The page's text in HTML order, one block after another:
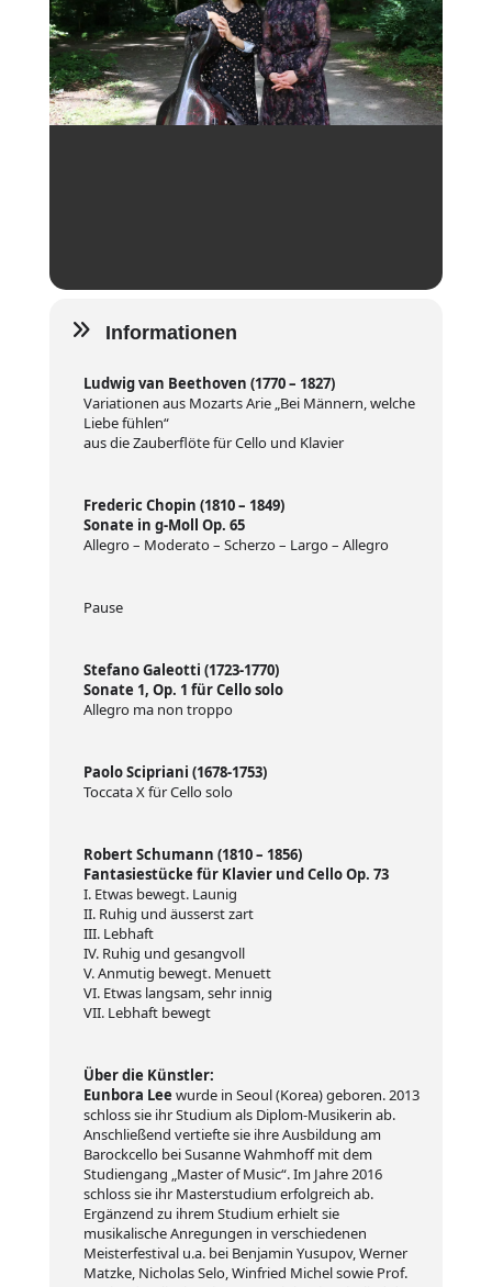
Informationen
Ludwig van Beethoven (1770 – 1827)
Variationen aus Mozarts Arie „Bei Männern, welche
Liebe fühlen“
aus die Zauberflöte für Cello und Klavier
Frederic Chopin (1810 – 1849)
Sonate in g-Moll Op. 65
Allegro – Moderato – Scherzo – Largo – Allegro
Pause
Stefano Galeotti (1723-1770)
Sonate 1, Op. 1 für Cello solo
Allegro ma non troppo
Paolo Scipriani (1678-1753)
Toccata X für Cello solo
Robert Schumann (1810 – 1856)
Fantasiestücke für Klavier und Cello Op. 73
I. Etwas bewegt. Launig
II. Ruhig und äusserst zart
III. Lebhaft
IV. Ruhig und gesangvoll
V. Anmutig bewegt. Menuett
VI. Etwas langsam, sehr innig
VII. Lebhaft bewegt
Über die Künstler:
Eunbora Lee wurde in Seoul (Korea) geboren. 2013
schloss sie ihr Studium als Diplom-Musikerin ab.
Anschließend vertiefte sie ihre Ausbildung am
Barockcello bei Susanne Wahmhoff mit dem
Studiengang „Master of Music“. Im Jahre 2016
schloss sie ihr Masterstudium erfolgreich ab.
Ergänzend zu ihrem Studium erhielt sie
musikalische Anregungen in verschiedenen
Meisterfestival u.a. bei Benjamin Yusupov, Werner
Matzke, Nicholas Selo, Winfried Michel sowie Prof.